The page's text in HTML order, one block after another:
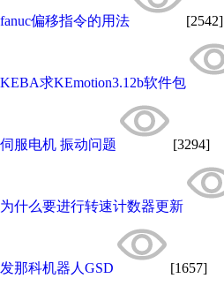
fanuc偏移指令的用法 [2542]
KEBA求KEmotion3.12b软件包
伺服电机 振动问题 [3294]
为什么要进行转速计数器更新
发那科机器人GSD [1657]